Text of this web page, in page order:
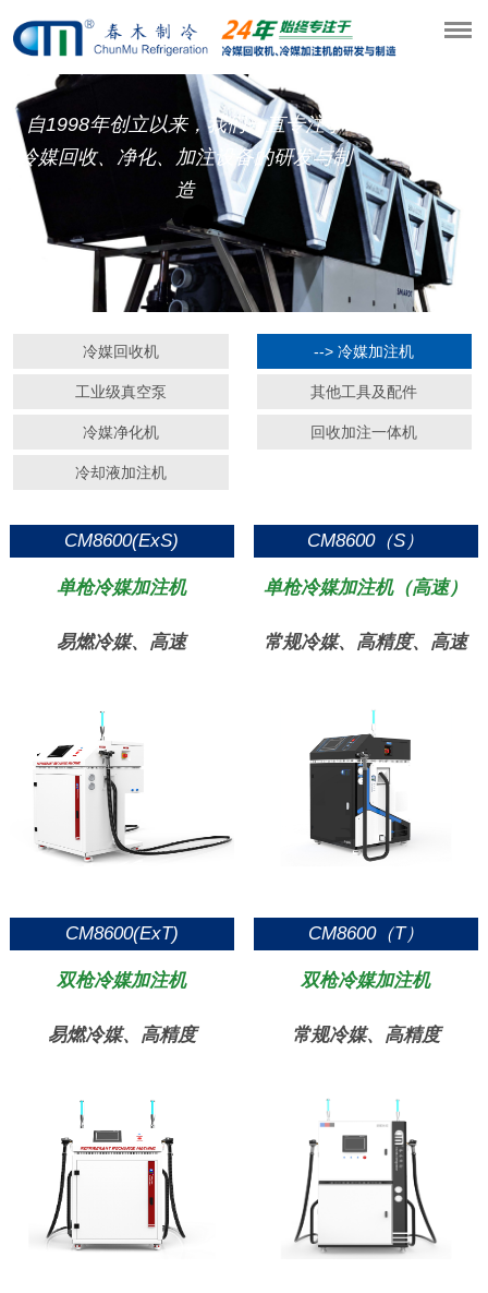
自1998年创立以来，我们一直专注于
冷媒回收、净化、加注设备的研发与制
造
冷媒回收机 --> 冷媒加注机
工业级真空泵 其他工具及配件
冷媒净化机 回收加注一体机
冷却液加注机
CM8600(ExS)
单枪冷媒加注机
易燃冷媒、高速
CM8600（S）
单枪冷媒加注机（高速）
常规冷媒、高精度、高速
CM8600(ExT)
双枪冷媒加注机
易燃冷媒、高精度
CM8600（T）
双枪冷媒加注机
常规冷媒、高精度